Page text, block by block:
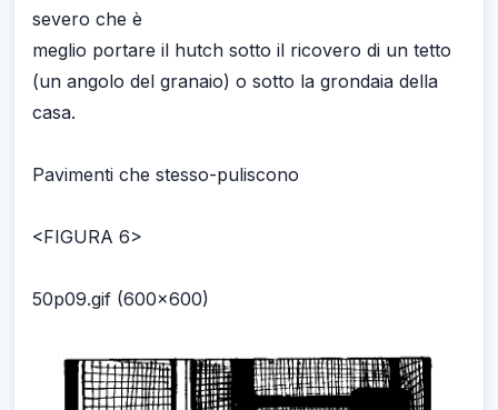
severo che è
meglio portare il hutch sotto il ricovero di un tetto
(un angolo del granaio) o sotto la grondaia della
casa.
Pavimenti che stesso-puliscono
<FIGURA 6>
50p09.gif (600x600)